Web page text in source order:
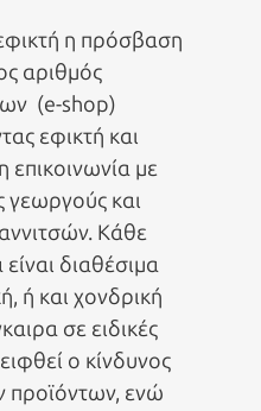
η πρόσβαση
αριθμός
(e-shop)
εφικτή και
επικοινωνία με
γεωργούς και
Κάθε
διαθέσιμα
ή και χονδρική
σε ειδικές
ο κίνδυνος
ενώ